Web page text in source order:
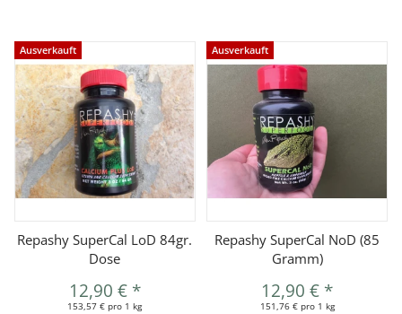
Ausverkauft
Repashy SuperCal LoD 84gr.
Dose
12,90 € *
153,57 € pro 1 kg
Ausverkauft
Repashy SuperCal NoD (85
Gramm)
12,90 € *
151,76 € pro 1 kg